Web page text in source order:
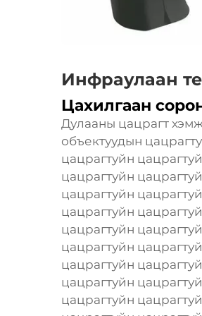
Инфраулаан
Цахилгаан
Дулааны цацрагт
объектуудын
цацрагтуйн
цацрагтуйн
цацрагтуйн
цацрагтуйн
цацрагтуйн
цацрагтуйн
цацрагтуйн
цацрагтуйн
цацрагтуйн